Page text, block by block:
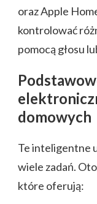
oraz Apple
kontrolować
pomocą głosu
domowych
Te inteligentne
wiele zadań.
które oferują: